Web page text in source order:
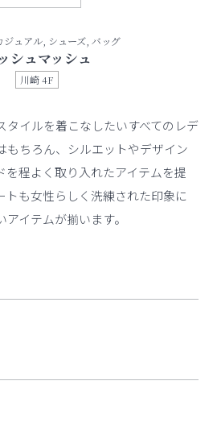
ジュアル, シューズ, バッグ
シュマッシュ
川崎 4F
タイルを着こなしたいすべてのレデ
もちろん、シルエットやデザイン
を程よく取り入れたアイテムを提
トも女性らしく洗練された印象に
イテムが揃います。